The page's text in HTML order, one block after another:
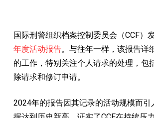
国际刑警组织档案控制委员会（CCF）
年度活动报告。与往年一样，该报告详
的工作，特别关注个人请求的处理，包
除请求和修订申请。
2024年的报告因其记录的活动规模而